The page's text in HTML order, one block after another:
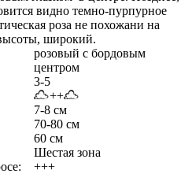
видно темно-пурпурное
роза не похожани на
широкий.
розовый с бордовым
центром
3-5
++
7-8 см
70-80 см
60 см
Шестая зона
+++